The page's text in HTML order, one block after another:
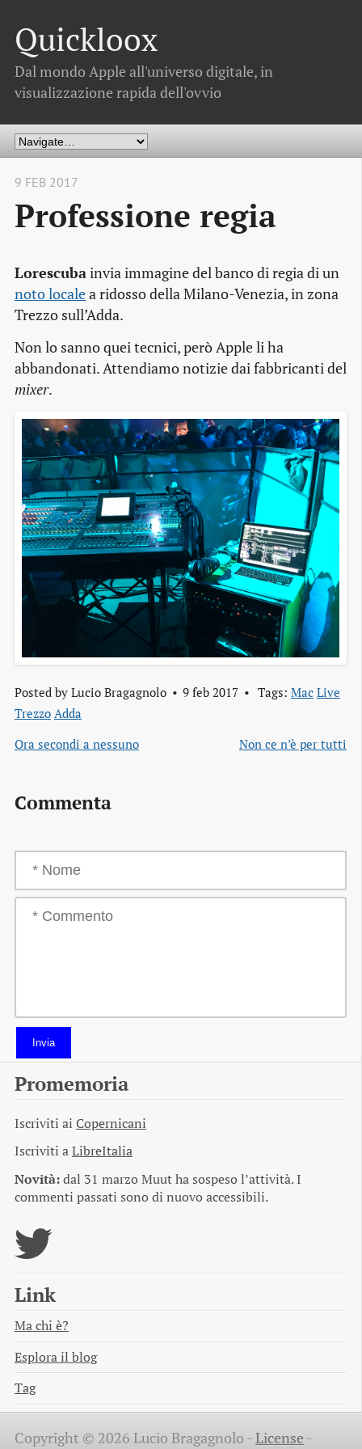
Quickloox
Dal mondo Apple all'universo digitale, in
visualizzazione rapida dell'ovvio
9 FEB 2017
Professione regia
Lorescubainvia immagine del banco di regia di un
noto localea ridosso della Milano-Venezia, in zona
Trezzo sull’Adda.
Non lo sanno quei tecnici, però Apple li ha
abbandonati. Attendiamo notizie dai fabbricanti del
mixer.
Posted by Lucio Bragagnolo 9 feb 2017 Tags: Mac Live
Trezzo Adda
Ora secondi a nessuno
Non ce n’è per tutti
Commenta
Invia
Promemoria
Iscriviti ai Copernicani
Iscriviti aLibreItalia
Novità:dal 31 marzo Muut ha sospeso l’attività. I
commenti passati sono di nuovo accessibili.
Link
Ma chi è?
Esplora il blog
Tag
Copyright © 2026 Lucio Bragagnolo -License -